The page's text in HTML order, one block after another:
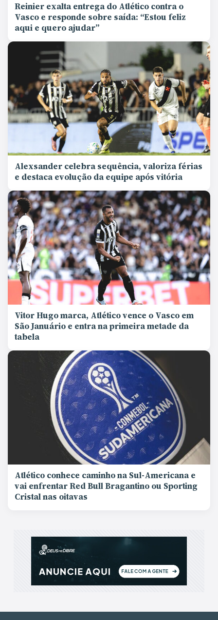
Reinier exalta entrega do Atlético contra o
Vasco e responde sobre saída: “Estou feliz
aqui e quero ajudar”
Alexsander celebra sequência, valoriza férias
e destaca evolução da equipe após vitória
Vitor Hugo marca, Atlético vence o Vasco em
São Januário e entra na primeira metade da
tabela
Atlético conhece caminho na Sul-Americana e
vai enfrentar Red Bull Bragantino ou Sporting
Cristal nas oitavas